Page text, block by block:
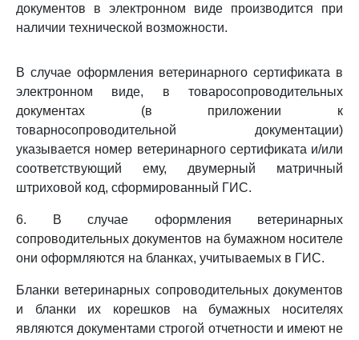
документов в электронном виде производится при
наличии технической возможности.
В случае оформления ветеринарного сертификата в
электронном виде, в товаросопроводительных
документах (в приложении к
товарносопроводительной документации)
указывается номер ветеринарного сертификата и/или
соответствующий ему, двумерный матричный
штриховой код, сформированный ГИС.
6. В случае оформления ветеринарных
сопроводительных документов на бумажном носителе
они оформляются на бланках, учитываемых в ГИС.
Бланки ветеринарных сопроводительных документов
и бланки их корешков на бумажных носителях
являются документами строгой отчетности и имеют не